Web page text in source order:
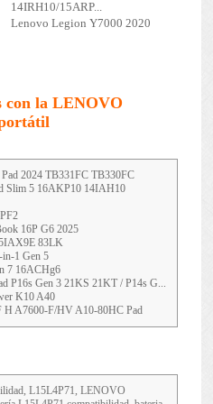
14IRH10/15ARP...
Lenovo Legion Y7000 2020
con la LENOVO
2024 TB331FC TB330FC
Slim 5 16AKP10 14IAH10
16P G6 2025
83LK
1 Gen 5
7 16ACHg6
P16s Gen 3 21KS 21KT / P14s G...
K10 A40
H A7600-F/HV A10-80HC Pad
L15L4P71, LENOVO